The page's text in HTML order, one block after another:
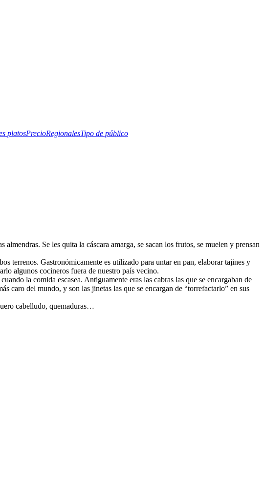
platosPrecioRegionalesTipo de público
Se les quita la cáscara amarga, se sacan los frutos, se muelen y prensan
terrenos. Gastronómicamente es utilizado para untar en pan, elaborar tajines y
algunos cocineros fuera de nuestro país vecino.
la comida escasea. Antiguamente eras las cabras las que se encargaban de
caro del mundo, y son las jinetas las que se encargan de “torrefactarlo” en sus
cabelludo, quemaduras…